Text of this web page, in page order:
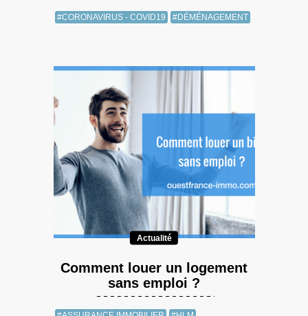
#CORONAVIRUS - COVID19 #DÉMÉNAGEMENT
Actualité
Comment louer un logement
sans emploi ?